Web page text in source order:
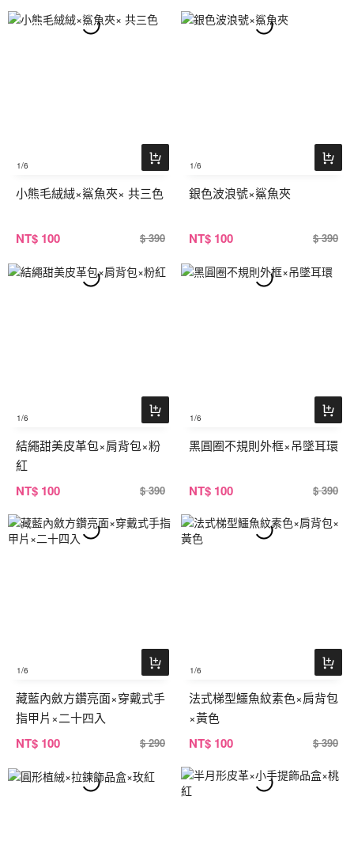
1/6
小熊毛絨絨×鯊魚夾× 共三色
NT$ 100 $ 390
1/6
銀色波浪號×鯊魚夾
NT$ 100 $ 390
1/6
結繩甜美皮革包×肩背包×粉
紅
NT$ 100 $ 390
1/6
黑圓圈不規則外框×吊墜耳環
NT$ 100 $ 390
1/6
藏藍內斂方鑽亮面×穿戴式手
指甲片×二十四入
NT$ 100 $ 290
1/6
法式梯型鱷魚紋素色×肩背包
×黃色
NT$ 100 $ 390